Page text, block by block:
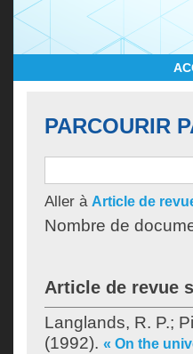
PARCOURIR
Aller à Article de
Nombre de
Article de revue
Langlands, R. P.;
(1992). « On the